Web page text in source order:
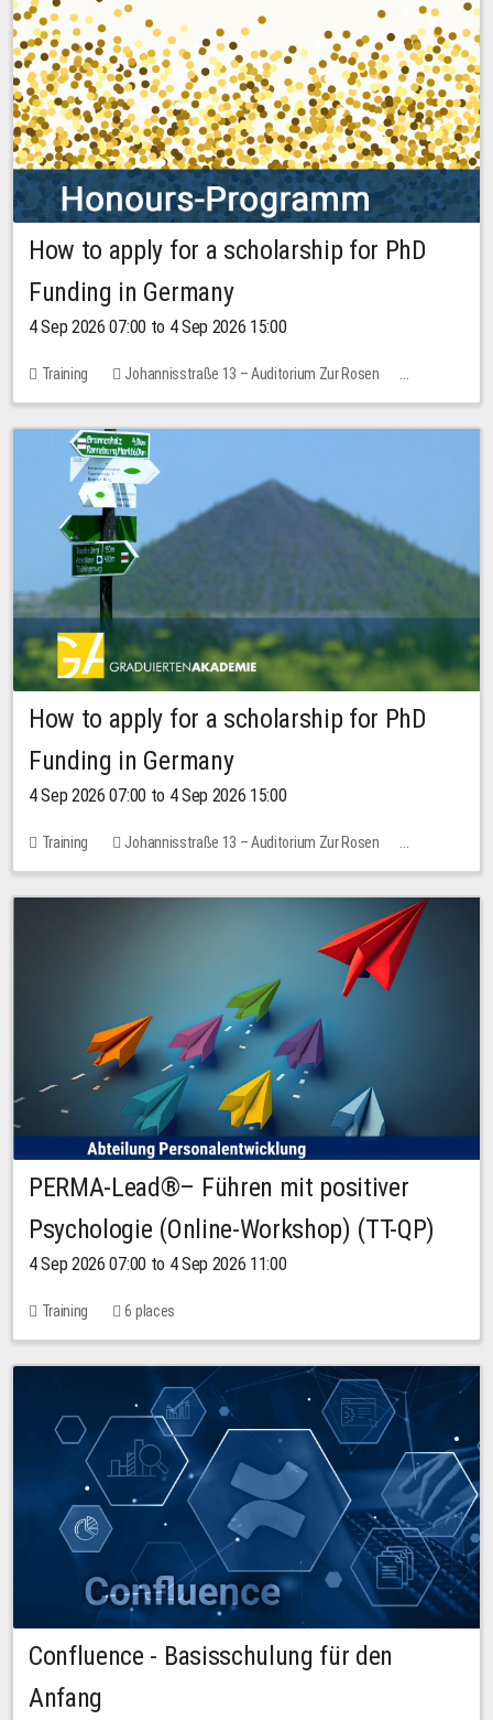
How to apply for a scholarship for PhD
Funding in Germany
4 Sep 2026 07:00 to 4 Sep 2026 15:00
Training
Johannisstraße 13 – Auditorium Zur Rosen
No free places
How to apply for a scholarship for PhD
Funding in Germany
4 Sep 2026 07:00 to 4 Sep 2026 15:00
Training
Johannisstraße 13 – Auditorium Zur Rosen
7 places
10.00 EUR
PERMA-Lead®– Führen mit positiver
Psychologie (Online-Workshop) (TT-QP)
4 Sep 2026 07:00 to 4 Sep 2026 11:00
Training 6 places
Confluence - Basisschulung für den
Anfang